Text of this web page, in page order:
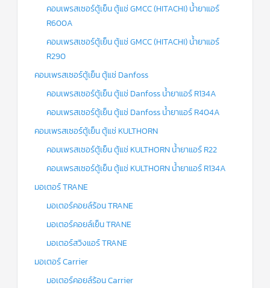
คอมเพรสเซอร์ตู้เย็น ตู้แช่ GMCC (HITACHI) น้ำยาแอร์
R600A
คอมเพรสเซอร์ตู้เย็น ตู้แช่ GMCC (HITACHI) น้ำยาแอร์
R290
คอมเพรสเซอร์ตู้เย็น ตู้แช่ Danfoss
คอมเพรสเซอร์ตู้เย็น ตู้แช่ Danfoss น้ำยาแอร์ R134A
คอมเพรสเซอร์ตู้เย็น ตู้แช่ Danfoss น้ำยาแอร์ R404A
คอมเพรสเซอร์ตู้เย็น ตู้แช่ KULTHORN
คอมเพรสเซอร์ตู้เย็น ตู้แช่ KULTHORN น้ำยาแอร์ R22
คอมเพรสเซอร์ตู้เย็น ตู้แช่ KULTHORN น้ำยาแอร์ R134A
มอเตอร์ TRANE
มอเตอร์คอยล์ร้อน TRANE
มอเตอร์คอยล์เย็น TRANE
มอเตอร์สวิงแอร์ TRANE
มอเตอร์ Carrier
มอเตอร์คอยล์ร้อน Carrier